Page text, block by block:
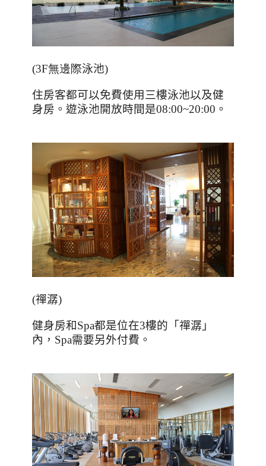
(3F無邊際泳池)
住房客都可以免費使用三樓泳池以及健
身房。遊泳池開放時間是08:00~20:00。
(禪潺)
健身房和Spa都是位在3樓的「禪潺」
內， Spa需要另外付費。